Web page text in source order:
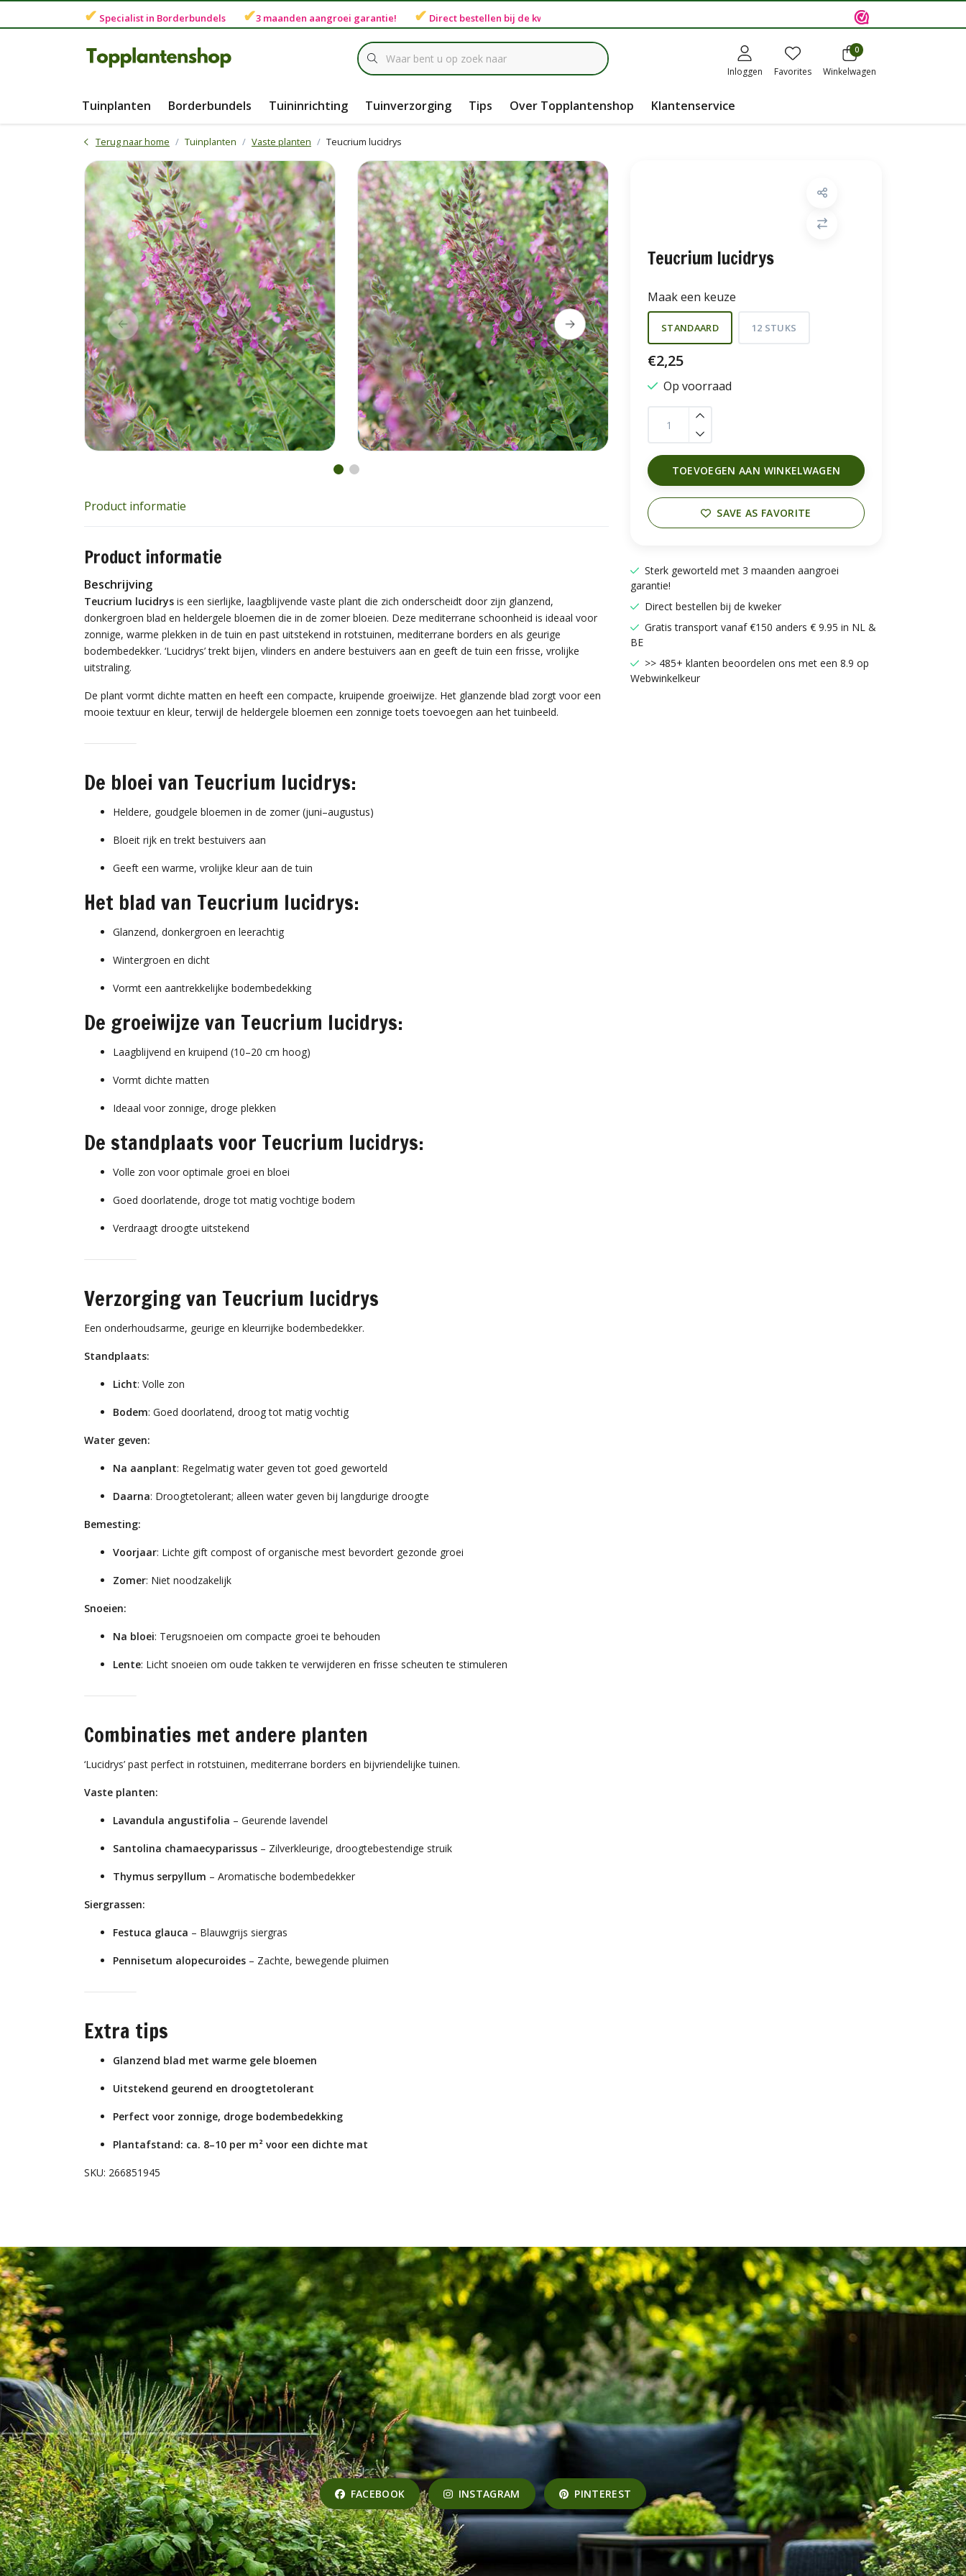
✔ Specialist in Borderbundels ✔3 maanden aangroei garantie! ✔ Direct bestellen bij de kweker
Inloggen Favorites
0
Winkelwagen
Tuinplanten Borderbundels Tuininrichting Tuinverzorging Tips Over Topplantenshop Klantenservice
Terug naar home Tuinplanten Vaste planten Teucrium lucidrys
Teucrium lucidrys
Maak een keuze
STANDAARD 12 STUKS
€2,25
Op voorraad
TOEVOEGEN AAN WINKELWAGEN
SAVE AS FAVORITE
Sterk geworteld met 3 maanden aangroei
garantie!
Direct bestellen bij de kweker
Gratis transport vanaf €150 anders € 9.95 in NL &
BE
>> 485+ klanten beoordelen ons met een 8.9 op
Webwinkelkeur
Product informatie
Product informatie
Beschrijving
Teucrium lucidrys is een sierlijke, laagblijvende vaste plant die zich onderscheidt door zijn glanzend,
donkergroen blad en heldergele bloemen die in de zomer bloeien. Deze mediterrane schoonheid is ideaal voor
zonnige, warme plekken in de tuin en past uitstekend in rotstuinen, mediterrane borders en als geurige
bodembedekker. ‘Lucidrys’ trekt bijen, vlinders en andere bestuivers aan en geeft de tuin een frisse, vrolijke
uitstraling.
De plant vormt dichte matten en heeft een compacte, kruipende groeiwijze. Het glanzende blad zorgt voor een
mooie textuur en kleur, terwijl de heldergele bloemen een zonnige toets toevoegen aan het tuinbeeld.
De bloei van Teucrium lucidrys:
Heldere, goudgele bloemen in de zomer (juni–augustus)
Bloeit rijk en trekt bestuivers aan
Geeft een warme, vrolijke kleur aan de tuin
Het blad van Teucrium lucidrys:
Glanzend, donkergroen en leerachtig
Wintergroen en dicht
Vormt een aantrekkelijke bodembedekking
De groeiwijze van Teucrium lucidrys:
Laagblijvend en kruipend (10–20 cm hoog)
Vormt dichte matten
Ideaal voor zonnige, droge plekken
De standplaats voor Teucrium lucidrys:
Volle zon voor optimale groei en bloei
Goed doorlatende, droge tot matig vochtige bodem
Verdraagt droogte uitstekend
Verzorging van Teucrium lucidrys
Een onderhoudsarme, geurige en kleurrijke bodembedekker.
Standplaats:
Licht: Volle zon
Bodem: Goed doorlatend, droog tot matig vochtig
Water geven:
Na aanplant: Regelmatig water geven tot goed geworteld
Daarna: Droogtetolerant; alleen water geven bij langdurige droogte
Bemesting:
Voorjaar: Lichte gift compost of organische mest bevordert gezonde groei
Zomer: Niet noodzakelijk
Snoeien:
Na bloei: Terugsnoeien om compacte groei te behouden
Lente: Licht snoeien om oude takken te verwijderen en frisse scheuten te stimuleren
Combinaties met andere planten
‘Lucidrys’ past perfect in rotstuinen, mediterrane borders en bijvriendelijke tuinen.
Vaste planten:
Lavandula angustifolia – Geurende lavendel
Santolina chamaecyparissus – Zilverkleurige, droogtebestendige struik
Thymus serpyllum – Aromatische bodembedekker
Siergrassen:
Festuca glauca – Blauwgrijs siergras
Pennisetum alopecuroides – Zachte, bewegende pluimen
Extra tips
Glanzend blad met warme gele bloemen
Uitstekend geurend en droogtetolerant
Perfect voor zonnige, droge bodembedekking
Plantafstand: ca. 8–10 per m² voor een dichte mat
SKU: 266851945
FACEBOOK INSTAGRAM PINTEREST